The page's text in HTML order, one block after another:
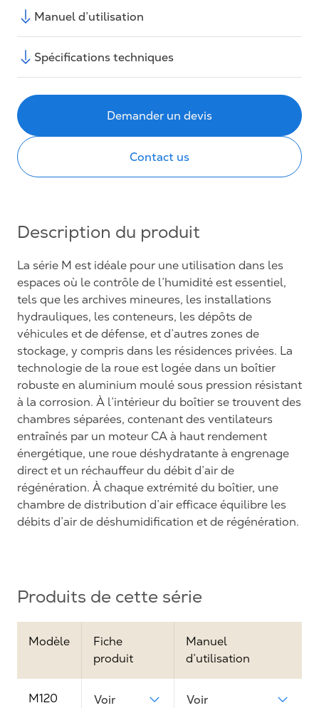
Manuel d’utilisation
Spécifications techniques
Demander un devis
Contact us
Description du produit
La série M est idéale pour une utilisation dans les
espaces où le contrôle de l’humidité est essentiel,
tels que les archives mineures, les installations
hydrauliques, les conteneurs, les dépôts de
véhicules et de défense, et d’autres zones de
stockage, y compris dans les résidences privées. La
technologie de la roue est logée dans un boîtier
robuste en aluminium moulé sous pression résistant
à la corrosion. À l’intérieur du boîtier se trouvent des
chambres séparées, contenant des ventilateurs
entraînés par un moteur CA à haut rendement
énergétique, une roue déshydratante à engrenage
direct et un réchauffeur du débit d’air de
régénération. À chaque extrémité du boîtier, une
chambre de distribution d’air efficace équilibre les
débits d’air de déshumidification et de régénération.
Produits de cette série
Modèle
Fiche
produit
Manuel
d’utilisation
M120 Voir Voir